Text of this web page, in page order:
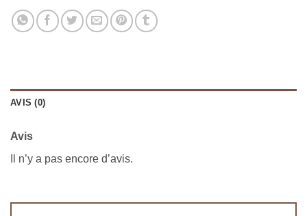
AVIS (0)
Avis
Il n’y a pas encore d’avis.